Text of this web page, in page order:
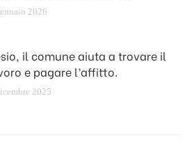
2026
il comune aiuta a trovare il
e pagare l’affitto.
2025